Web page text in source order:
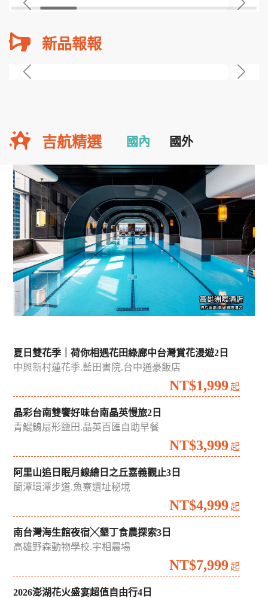
新品報報
吉航精選 國內 國外
夏日雙花季｜荷你相遇花田綠廊中台灣賞花漫遊2日
中興新村蓮花季.藍田書院.台中通豪飯店
NT$1,999 起
晶彩台南雙饗好味台南晶英慢旅2日
青鯤鯓扇形鹽田.晶英百匯自助早餐
NT$3,999 起
阿里山追日眠月線繪日之丘嘉義觀止3日
蘭潭環潭步道.魚寮遺址秘境
NT$4,999 起
南台灣海生館夜宿╳墾丁食農探索3日
高雄野森動物學校.宇相農場
NT$7,999 起
2026澎湖花火盛宴超值自由行4日